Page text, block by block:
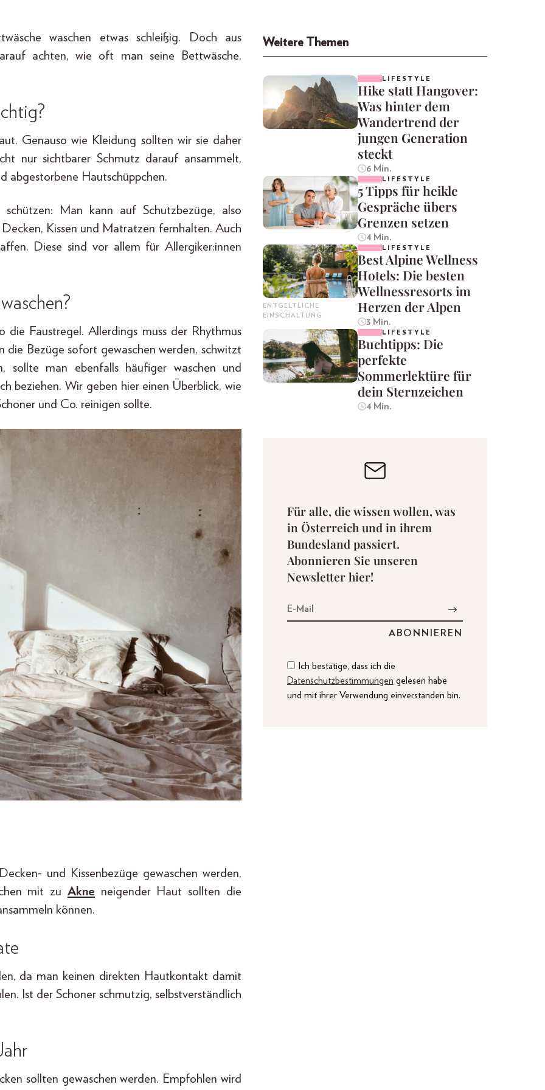
waschen etwas schleißig. Doch aus
achten, wie oft man seine Bettwäsche,
Genauso wie Kleidung sollten wir sie daher
nur sichtbarer Schmutz darauf ansammelt,
abgestorbene Hautschüppchen.
Man kann auf Schutzbezüge, also
Kissen und Matratzen fernhalten. Auch
Diese sind vor allem für Allergiker:innen
die Faustregel. Allerdings muss der Rhythmus
Bezüge sofort gewaschen werden, schwitzt
man ebenfalls häufiger waschen und
beziehen. Wir geben hier einen Überblick, wie
und Co. reinigen sollte.
und Kissenbezüge gewaschen werden,
mit zu Akne neigender Haut sollten die
können.
da man keinen direkten Hautkontakt damit
Ist der Schoner schmutzig, selbstverständlich
sollten gewaschen werden. Empfohlen wird
Weitere Themen
LIFESTYLE
Hike statt Hangover:
Was hinter dem
Wandertrend der
jungen Generation
steckt
6 Min.
LIFESTYLE
5 Tipps für heikle
Gespräche übers
Grenzen setzen
4 Min.
ENTGELTLICHE
EINSCHALTUNG
LIFESTYLE
Best Alpine Wellness
Hotels: Die besten
Wellnessresorts im
Herzen der Alpen
3 Min.
LIFESTYLE
Buchtipps: Die
perfekte
Sommerlektüre für
dein Sternzeichen
4 Min.
Für alle, die wissen wollen, was
in Österreich und in ihrem
Bundesland passiert.
Abonnieren Sie unseren
Newsletter hier!
Ich bestätige, dass ich die
Datenschutzbestimmungen gelesen habe
und mit ihrer Verwendung einverstanden bin.